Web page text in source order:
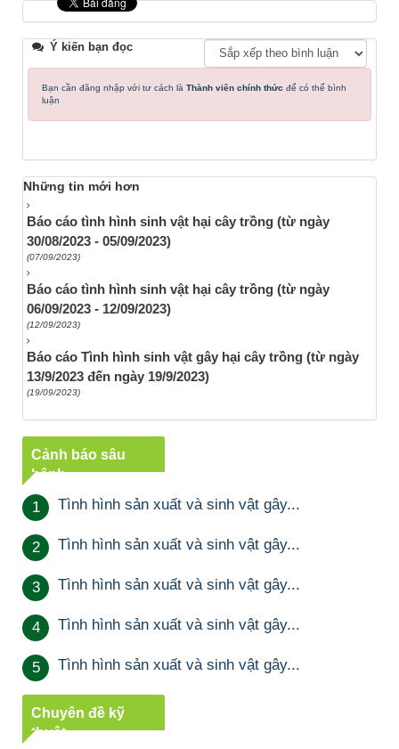
Ý kiến bạn đọc
Bạn cần đăng nhập với tư cách là Thành viên chính thức để có thể bình
luận
Những tin mới hơn
Báo cáo tình hình sinh vật hại cây trồng (từ ngày
30/08/2023 - 05/09/2023)
(07/09/2023)
Báo cáo tình hình sinh vật hại cây trồng (từ ngày
06/09/2023 - 12/09/2023)
(12/09/2023)
Báo cáo Tình hình sinh vật gây hại cây trồng (từ ngày
13/9/2023 đến ngày 19/9/2023)
(19/09/2023)
Cảnh báo sâu
bệnh
1 Tình hình sản xuất và sinh vật gây...
2 Tình hình sản xuất và sinh vật gây...
3 Tình hình sản xuất và sinh vật gây...
4 Tình hình sản xuất và sinh vật gây...
5 Tình hình sản xuất và sinh vật gây...
Chuyên đề kỹ
thuật